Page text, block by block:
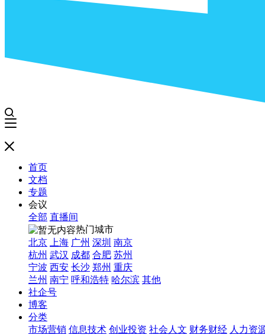
首页
文档
专题
会议
全部 直播间
热门城市
北京
上海 广州 深圳 南京
杭州 武汉 成都 合肥 苏州
宁波 西安 长沙 郑州 重庆
兰州 南宁 呼和浩特 哈尔滨 其他
社企号
博客
分类
市场营销 信息技术 创业投资 社会人文 财务财经 人力资